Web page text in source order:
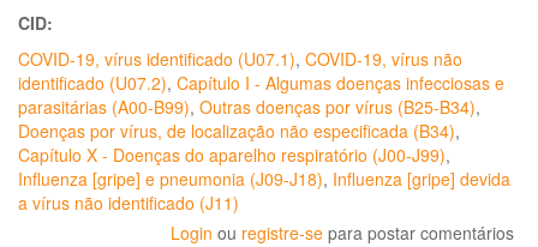
CID:
COVID-19, vírus identificado (U07.1), COVID-19, vírus não
identificado (U07.2), Capítulo I - Algumas doenças infecciosas e
parasitárias (A00-B99), Outras doenças por vírus (B25-B34),
Doenças por vírus, de localização não especificada (B34),
Capítulo X - Doenças do aparelho respiratório (J00-J99),
Influenza [gripe] e pneumonia (J09-J18), Influenza [gripe] devida
a vírus não identificado (J11)
Login ou registre-se para postar comentários